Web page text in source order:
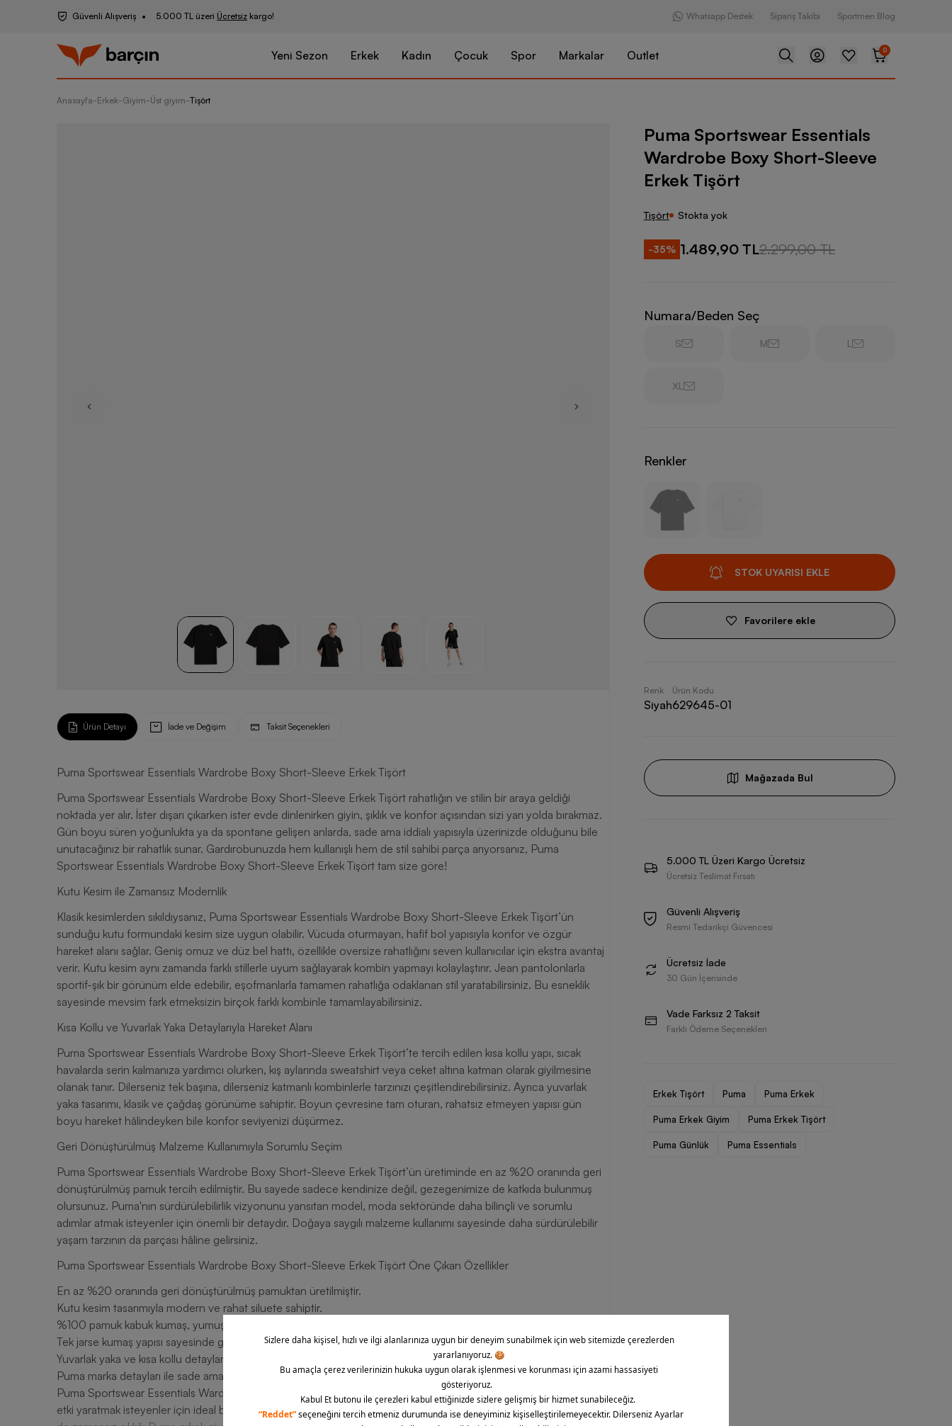
Güvenli Alışveriş 5.000 TL üzeri Ücretsiz kargo! Whatsapp Destek Sipariş Takibi Sportmen Blog
Yeni Sezon Erkek Kadın Çocuk Spor Markalar Outlet 0
Anasayfa-Erkek-Giyim-Üst giyim-Tişört
Puma Sportswear Essentials Wardrobe Boxy Short-Sleeve Erkek Tişört
Ürün Detayı İade ve Değişim Taksit Seçenekleri
Puma Sportswear Essentials Wardrobe Boxy Short-Sleeve Erkek Tişört
Puma Sportswear Essentials Wardrobe Boxy Short-Sleeve Erkek Tişört rahatlığın ve stilin bir araya geldiği
noktada yer alır. İster dışarı çıkarken ister evde dinlenirken giyin, şıklık ve konfor açısından sizi yarı yolda bırakmaz.
Gün boyu süren yoğunlukta ya da spontane gelişen anlarda, sade ama iddialı yapısıyla üzerinizde olduğunu bile
unutacağınız bir rahatlık sunar. Gardırobunuzda hem kullanışlı hem de stil sahibi parça arıyorsanız, Puma
Sportswear Essentials Wardrobe Boxy Short-Sleeve Erkek Tişört tam size göre!
Kutu Kesim ile Zamansız Modernlik
Klasik kesimlerden sıkıldıysanız, Puma Sportswear Essentials Wardrobe Boxy Short-Sleeve Erkek Tişört’ün
sunduğu kutu formundaki kesim size uygun olabilir. Vücuda oturmayan, hafif bol yapısıyla konfor ve özgür
hareket alanı sağlar. Geniş omuz ve düz bel hattı, özellikle oversize rahatlığını seven kullanıcılar için ekstra avantaj
verir. Kutu kesim aynı zamanda farklı stillerle uyum sağlayarak kombin yapmayı kolaylaştırır. Jean pantolonlarla
sportif-şık bir görünüm elde edebilir, eşofmanlarla tamamen rahatlığa odaklanan stil yaratabilirsiniz. Bu esneklik
sayesinde mevsim fark etmeksizin birçok farklı kombinle tamamlayabilirsiniz.
Kısa Kollu ve Yuvarlak Yaka Detaylarıyla Hareket Alanı
Puma Sportswear Essentials Wardrobe Boxy Short-Sleeve Erkek Tişört’te tercih edilen kısa kollu yapı, sıcak
havalarda serin kalmanıza yardımcı olurken, kış aylarında sweatshirt veya ceket altına katman olarak giyilmesine
olanak tanır. Dilerseniz tek başına, dilerseniz katmanlı kombinlerle tarzınızı çeşitlendirebilirsiniz. Ayrıca yuvarlak
yaka tasarımı, klasik ve çağdaş görünüme sahiptir. Boyun çevresine tam oturan, rahatsız etmeyen yapısı gün
boyu hareket hâlindeyken bile konfor seviyenizi düşürmez.
Geri Dönüştürülmüş Malzeme Kullanımıyla Sorumlu Seçim
Puma Sportswear Essentials Wardrobe Boxy Short-Sleeve Erkek Tişört’ün üretiminde en az %20 oranında geri
dönüştürülmüş pamuk tercih edilmiştir. Bu sayede sadece kendinize değil, gezegenimize de katkıda bulunmuş
olursunuz. Puma'nın sürdürülebilirlik vizyonunu yansıtan model, moda sektöründe daha bilinçli ve sorumlu
adımlar atmak isteyenler için önemli bir detaydır. Doğaya saygılı malzeme kullanımı sayesinde daha sürdürülebilir
yaşam tarzının da parçası hâline gelirsiniz.
Puma Sportswear Essentials Wardrobe Boxy Short-Sleeve Erkek Tişört Öne Çıkan Özellikler
En az %20 oranında geri dönüştürülmüş pamuktan üretilmiştir.
Kutu kesim tasarımıyla modern ve rahat siluete sahiptir.
%100 pamuk kabuk kumaş, yumuşak ve nefes alabilir yapıdadır.
Tek jarse kumaş yapısı sayesinde gün boyu hafiflik ve esneklik sağlar.
Yuvarlak yaka ve kısa kollu detaylarla klasik ve spor giyim stiline uyum gösterir.
Puma marka detayları ile sade ama güçlü sportif görünüm sunar.
Puma Sportswear Essentials Wardrobe Boxy Short-Sleeve Erkek Tişört, minimal tasarım anlayışıyla maksimum
etki yaratmak isteyenler için ideal bir seçenektir. Hemen Barcin.com üzerinden sipariş vererek hem konforu hem
Puma Sportswear Essentials
Wardrobe Boxy Short-Sleeve
Erkek Tişört
Tişört Stokta yok
-35% 1.489,90 TL2.299,00 TL
Numara/Beden Seç
S M L
XL
Renkler
STOK UYARISI EKLE
Favorilere ekle
Renk
Siyah
Ürün Kodu
629645-01
Mağazada Bul
5.000 TL Üzeri Kargo Ücretsiz
Ücretsiz Teslimat Fırsatı
Güvenli Alışveriş
Resmi Tedarikçi Güvencesi
Ücretsiz İade
30 Gün İçerisinde
Vade Farksız 2 Taksit
Farklı Ödeme Seçenekleri
Erkek Tişört Puma Puma Erkek
Puma Erkek Giyim Puma Erkek Tişört
Puma Günlük Puma Essentials